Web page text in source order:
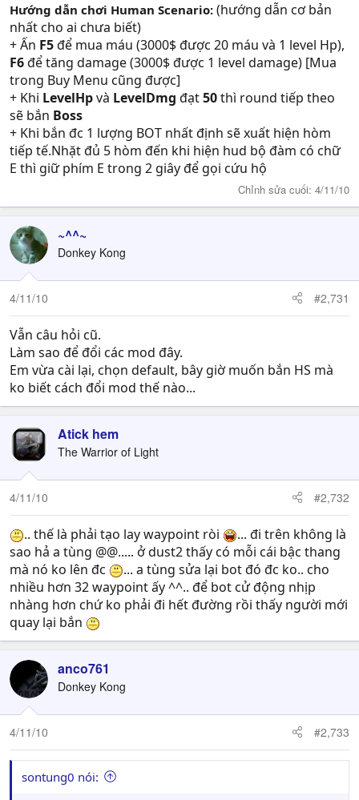
Hướng dẫn chơi Human Scenario: (hướng dẫn cơ bản
nhất cho ai chưa biết)
+ Ấn F5để mua máu (3000$ được 20 máu và 1 level Hp),
F6để tăng damage (3000$ được 1 level damage) [Mua
trong Buy Menu cũng được]
+ Khi LevelHpvà LevelDmg đạt50thì round tiếp theo
sẽ bắn Boss
+ Khi bắn đc 1 lượng BOT nhất định sẽ xuất hiện hòm
tiếp tế.Nhặt đủ 5 hòm đến khi hiện hud bộ đàm có chữ
E thì giữ phím E trong 2 giây để gọi cứu hộ
Chỉnh sửa cuối: 4/11/10
~^^~
Donkey Kong
4/11/10 #2,731
Vẫn câu hỏi cũ.
Làm sao để đổi các mod đây.
Em vừa cài lại, chọn default, bây giờ muốn bắn HS mà
ko biết cách đổi mod thế nào...
Atick hem
The Warrior of Light
4/11/10 #2,732
.. thế là phải tạo lay waypoint ròi
... đi trên không là
sao hả a tùng @@..... ở dust2 thấy có mỗi cái bậc thang
mà nó ko lên đc
... a tùng sửa lại bot đó đc ko.. cho
nhiều hơn 32 waypoint ấy ^^.. để bot cử động nhịp
nhàng hơn chứ ko phải đi hết đường rồi thấy người mới
quay lại bắn
anco761
Donkey Kong
4/11/10 #2,733
sontung0 nói: